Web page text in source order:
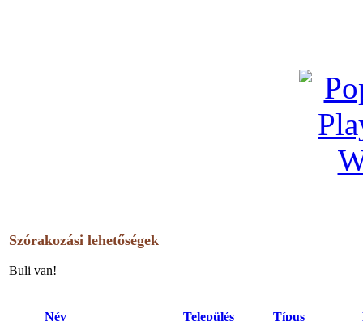
Szórakozási lehetőségek
Buli van!
Név Település Típus